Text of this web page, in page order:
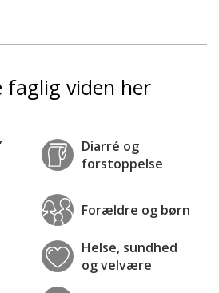
faglig viden her
Diarré og
forstoppelse
Forældre og børn
Helse, sundhed
og velvære